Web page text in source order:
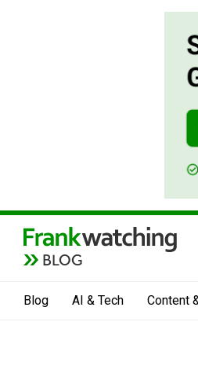
BLOG
Blog AI & Tech Content